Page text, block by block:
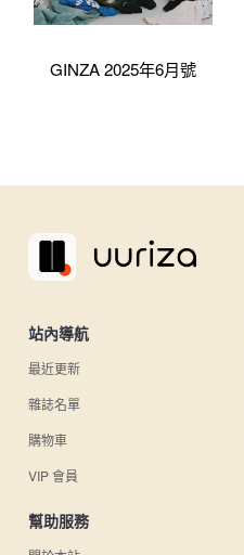
GINZA 2025年6月號
站內導航
最近更新
雜誌名單
購物車
VIP 會員
幫助服務